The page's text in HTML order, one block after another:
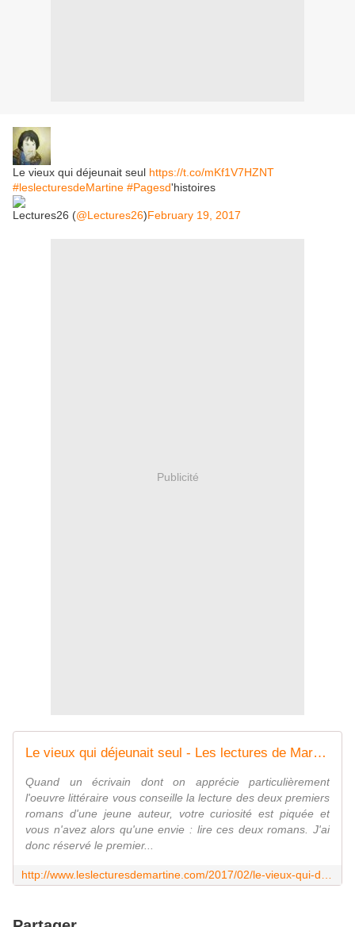
Le vieux qui déjeunait seul https://t.co/mKf1V7HZNT
#leslecturesdeMartine #Pagesd'histoires
Lectures26 (@Lectures26)February 19, 2017
Publicité
Le vieux qui déjeunait seul - Les lectures de Martine (et plus)
Quand un écrivain dont on apprécie particulièrement
l'oeuvre littéraire vous conseille la lecture des deux premiers
romans d'une jeune auteur, votre curiosité est piquée et
vous n'avez alors qu'une envie : lire ces deux romans. J'ai
donc réservé le premier...